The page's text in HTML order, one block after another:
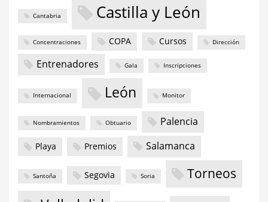
Cantabria Castilla y León
Concentraciones COPA Cursos Dirección
Entrenadores Gala Inscripciones
Internacional León Monitor
Nombramientos Obtuario Palencia
Playa Premios Salamanca
Santoña Segovia Soria Torneos